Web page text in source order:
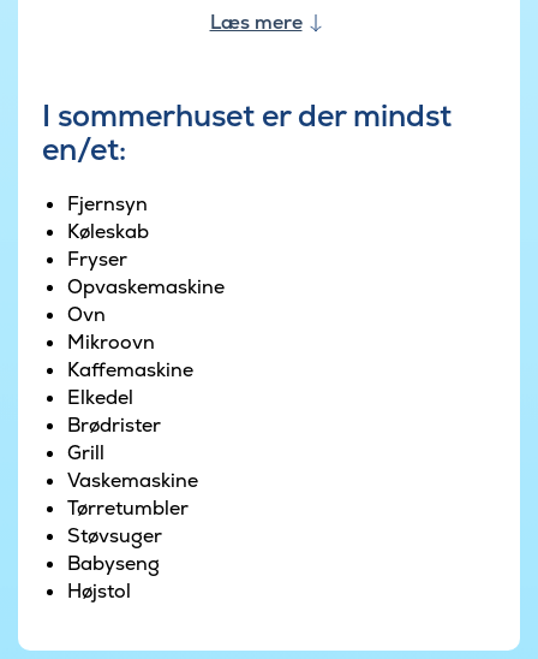
fodboldmål, sandkasse og gynger også masser
af aktivitetsmuligheder. På husets store terrasse
grilles på Weber-grillen uanset årstiden.
Læs mere
I sommerhuset er der mindst
en/et:
Fjernsyn
Køleskab
Fryser
Opvaskemaskine
Ovn
Mikroovn
Kaffemaskine
Elkedel
Brødrister
Grill
Vaskemaskine
Tørretumbler
Støvsuger
Babyseng
Højstol